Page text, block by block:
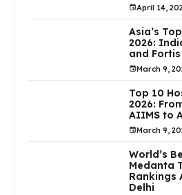
April 14,
Asia’s
2026:
and Fortis
March 9,
Top 10
2026:
AIIMS to
March 9,
World’s
Medanta
Rankings
Delhi